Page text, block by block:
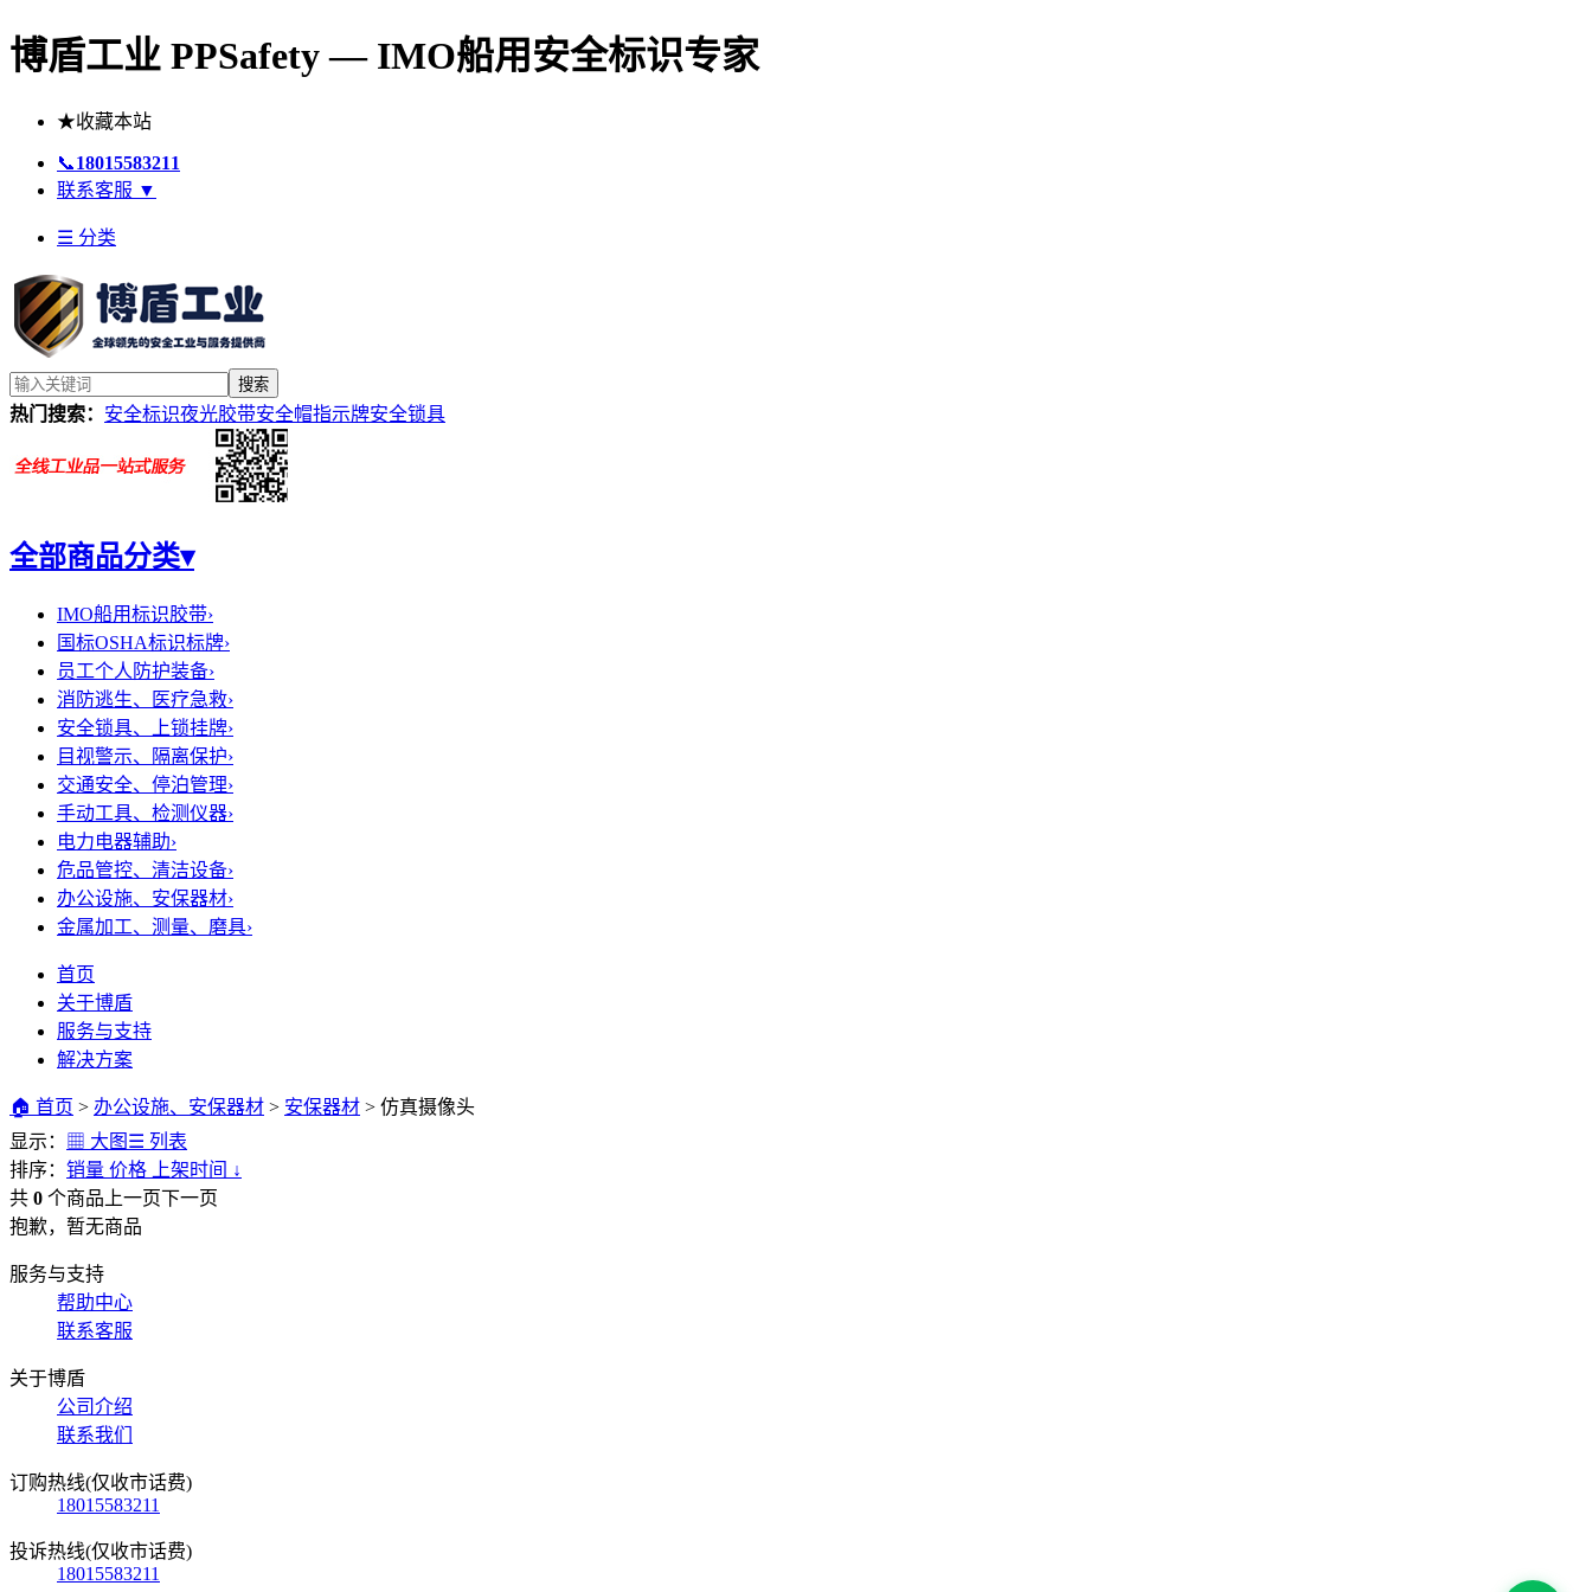
博盾工业 PPSafety — IMO船用安全标识专家
★收藏本站
📞18015583211
联系客服 ▼
☰ 分类
搜索
热门搜索： 安全标识夜光胶带安全帽指示牌安全锁具
全部商品分类▾
IMO船用标识胶带›
国标OSHA标识标牌›
员工个人防护装备›
消防逃生、医疗急救›
安全锁具、上锁挂牌›
目视警示、隔离保护›
交通安全、停泊管理›
手动工具、检测仪器›
电力电器辅助›
危品管控、清洁设备›
办公设施、安保器材›
金属加工、测量、磨具›
首页
关于博盾
服务与支持
解决方案
🏠 首页 > 办公设施、安保器材 > 安保器材 > 仿真摄像头
显示：
▦ 大图 ☰ 列表
排序： 销量 价格 上架时间 ↓
共 0 个商品 上一页下一页
抱歉，暂无商品
服务与支持
帮助中心
联系客服
关于博盾
公司介绍
联系我们
订购热线(仅收市话费)
18015583211
投诉热线(仅收市话费)
18015583211